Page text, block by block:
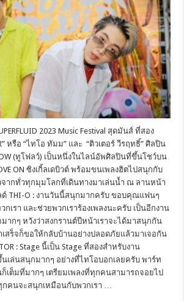
2023 ​Music Festival สุดมันส์ ที่สอง
หรือ “ไทโอ ทัมม” และ “ติวเตอร์ วีรฤทธิ์” ศิลปิน
(ทูโฟลว์) เป็นหนึ่งในไลน์อัพศิลปินที่ขึ้นโชว์บน
ON ซิงเกิ้ลเดบิวต์ พร้อมขนเพลงฮิตไปสนุกกับ
ากทั่วทุกมุมโลกที่เดินทางมาเล่นน้ำ ณ ลานหน้า
ด์ THI-O : งานวันนี้สนุกมากครับ ขอบคุณแฟนๆ
เรา และช่วยพวกเราร้องเพลงนะครับ เป็นอีกงาน
ากๆ หวังว่าสงกรานต์ปีหน้าเราจะได้มาสนุกกัน
สร็จก็ขอให้กลับบ้านอย่างปลอดภัยแล้วมาเจอกัน
: Stage นี้เป็น Stage ที่สองสำหรับงาน
เล่นสนุกมากๆ อย่างที่ไทโอบอกเลยครับ พาร์ท
เต็มที่มากๆ เตรียมเพลงที่ทุกคนสามารถจอยไป
กคนจะสนุกเหมือนกับพวกเรา …